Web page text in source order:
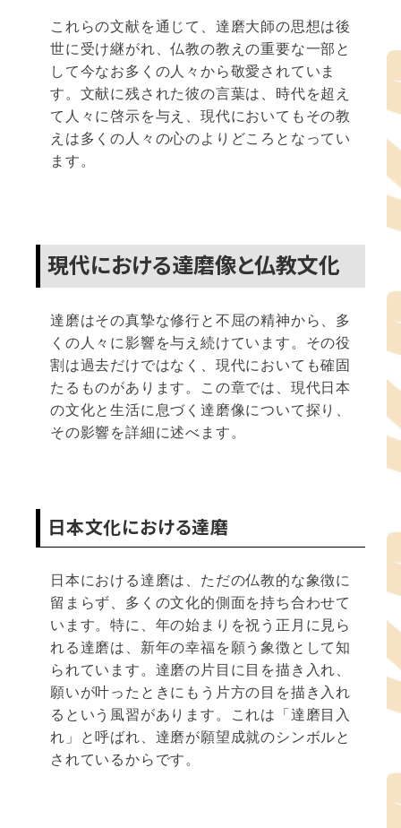
これらの文献を通じて、達磨大師の思想は後
世に受け継がれ、仏教の教えの重要な一部と
して今なお多くの人々から敬愛されていま
す。文献に残された彼の言葉は、時代を超え
て人々に啓示を与え、現代においてもその教
えは多くの人々の心のよりどころとなってい
ます。
現代における達磨像と仏教文化
達磨はその真摯な修行と不屈の精神から、多
くの人々に影響を与え続けています。その役
割は過去だけではなく、現代においても確固
たるものがあります。この章では、現代日本
の文化と生活に息づく達磨像について探り、
その影響を詳細に述べます。
日本文化における達磨
日本における達磨は、ただの仏教的な象徴に
留まらず、多くの文化的側面を持ち合わせて
います。特に、年の始まりを祝う正月に見ら
れる達磨は、新年の幸福を願う象徴として知
られています。達磨の片目に目を描き入れ、
願いが叶ったときにもう片方の目を描き入れ
るという風習があります。これは「達磨目入
れ」と呼ばれ、達磨が願望成就のシンボルと
されているからです。